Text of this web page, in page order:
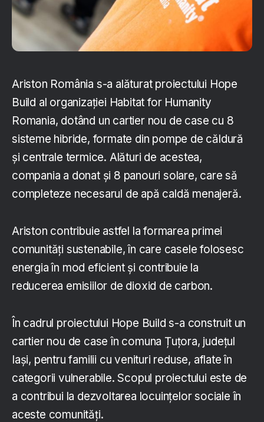
Ariston România s-a alăturat proiectului Hope
Build al organizației Habitat for Humanity
Romania, dotând un cartier nou de case cu 8
sisteme hibride, formate din pompe de căldură
și centrale termice. Alături de acestea,
compania a donat și 8 panouri solare, care să
completeze necesarul de apă caldă menajeră.
Ariston contribuie astfel la formarea primei
comunități sustenabile, în care casele folosesc
energia în mod eficient și contribuie la
reducerea emisiilor de dioxid de carbon.
În cadrul proiectului Hope Build s-a construit un
cartier nou de case în comuna Țuțora, județul
Iași, pentru familii cu venituri reduse, aflate în
categorii vulnerabile. Scopul proiectului este de
a contribui la dezvoltarea locuințelor sociale în
aceste comunități.